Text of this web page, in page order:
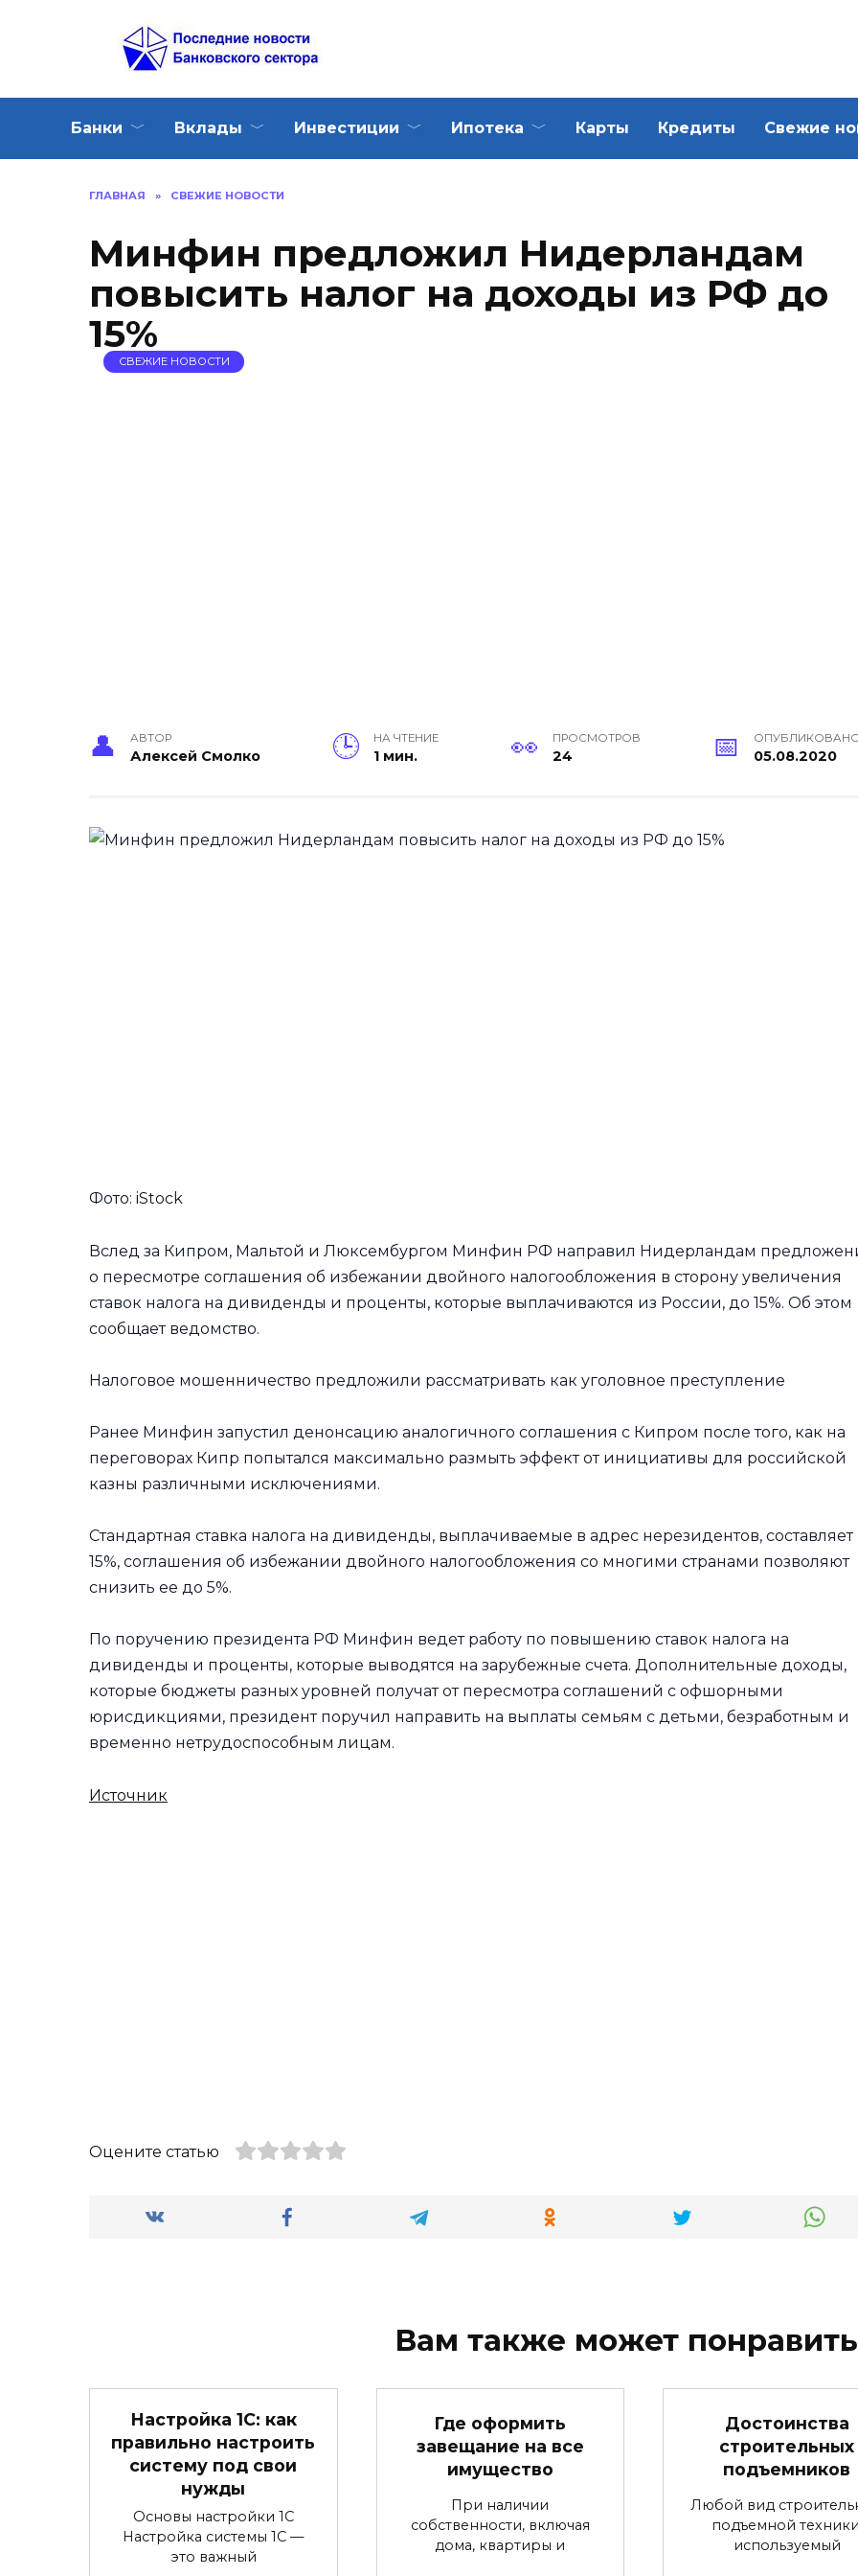
Банки Вклады Инвестиции Ипотека Карты Кредиты Свежие
ГЛАВНАЯ » СВЕЖИЕ НОВОСТИ
Минфин предложил Нидерландам
повысить налог на доходы из РФ до
15%
СВЕЖИЕ НОВОСТИ
АВТОР
Алексей Смолко
НА ЧТЕНИЕ
1 мин.
ПРОСМОТРОВ
24 05.08.2020
Фото: iStock
Вслед за Кипром, Мальтой и Люксембургом Минфин РФ направил Нидерландам
о пересмотре соглашения об избежании двойного налогообложения в сторону увеличения
ставок налога на дивиденды и проценты, которые выплачиваются из России, до 15%. Об этом
сообщает ведомство.
Налоговое мошенничество предложили рассматривать как уголовное преступление
Ранее Минфин запустил денонсацию аналогичного соглашения с Кипром после того, как на
переговорах Кипр попытался максимально размыть эффект от инициативы для российской
казны различными исключениями.
Стандартная ставка налога на дивиденды, выплачиваемые в адрес нерезидентов, составляет
15%, соглашения об избежании двойного налогообложения со многими странами позволяют
снизить ее до 5%.
По поручению президента РФ Минфин ведет работу по повышению ставок налога на
дивиденды и проценты, которые выводятся на зарубежные счета. Дополнительные доходы,
которые бюджеты разных уровней получат от пересмотра соглашений с офшорными
юрисдикциями, президент поручил направить на выплаты семьям с детьми, безработным и
временно нетрудоспособным лицам.
Источник
Оцените статью
Вам также может
Настройка 1С: как
правильно настроить
систему под свои
нужды
Основы настройки 1С
Настройка системы 1С —
это важный
Где оформить
завещание на все
имущество
При наличии
собственности, включая
дома, квартиры и
Достоинства
строительных
подъемников
Любой вид
подъемной
используемый